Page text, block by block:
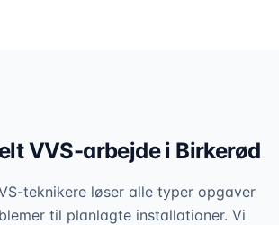
VVS-arbejde i Birkerød
teknikere løser alle typer opgaver
til planlagte installationer. Vi